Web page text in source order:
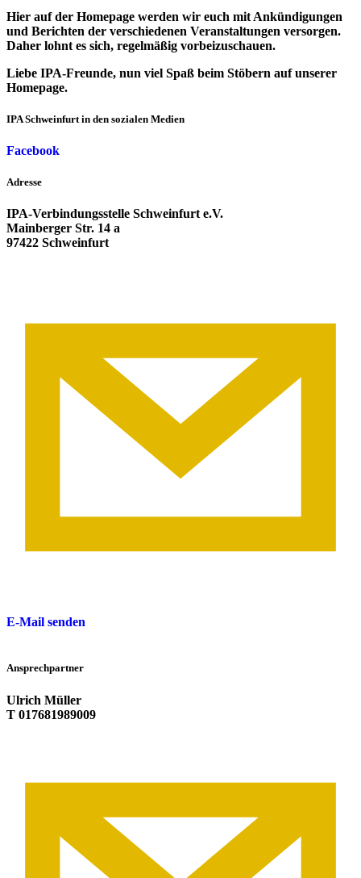
Hier auf der Homepage werden wir euch mit Ankündigungen
und Berichten der verschiedenen Veranstaltungen versorgen.
Daher lohnt es sich, regelmäßig vorbeizuschauen.
Liebe IPA-Freunde, nun viel Spaß beim Stöbern auf unserer
Homepage.
IPA Schweinfurt in den sozialen Medien
Facebook
Adresse
IPA-Verbindungsstelle Schweinfurt e.V.
Mainberger Str. 14 a
97422 Schweinfurt
E-Mail senden
Ansprechpartner
Ulrich Müller
T 017681989009